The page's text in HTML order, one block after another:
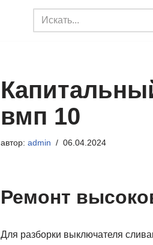
вмп 10
автор: admin 06.04.2024
Ремонт
Для разборки выключателя